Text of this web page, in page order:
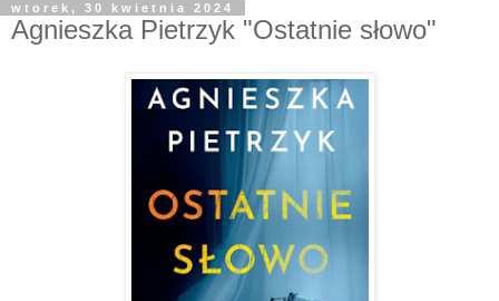
wtorek, 30 kwietnia 2024
Agnieszka Pietrzyk "Ostatnie słowo"